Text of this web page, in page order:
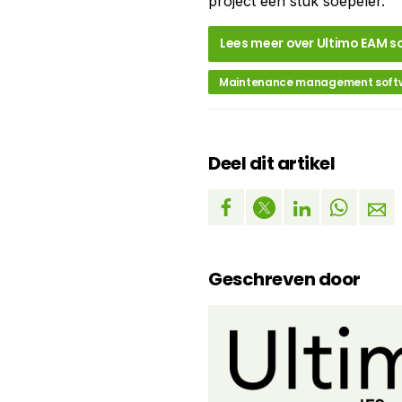
Lees meer over Ultimo EAM
Maintenance management
Deel dit artikel
Geschreven door